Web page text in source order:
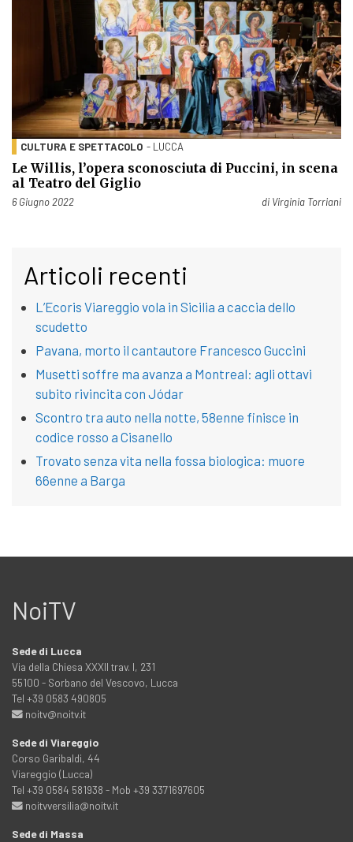
CULTURA E SPETTACOLO - LUCCA
Le Willis, l’opera sconosciuta di Puccini, in scena
al Teatro del Giglio
Pubblicato il
6 Giugno 2022 di Virginia Torriani
Articoli recenti
L’Ecoris Viareggio vola in Sicilia a caccia dello
scudetto
Pavana, morto il cantautore Francesco Guccini
Musetti soffre ma avanza a Montreal: agli ottavi
subito rivincita con Jódar
Scontro tra auto nella notte, 58enne finisce in
codice rosso a Cisanello
Trovato senza vita nella fossa biologica: muore
66enne a Barga
NoiTV
Sede di Lucca
Via della Chiesa XXXII trav. I, 231
55100 - Sorbano del Vescovo, Lucca
Tel +39 0583 490805
noitv@noitv.it
Sede di Viareggio
Corso Garibaldi, 44
Viareggio (Lucca)
Tel +39 0584 581938 - Mob +39 3371697605
noitvversilia@noitv.it
Sede di Massa